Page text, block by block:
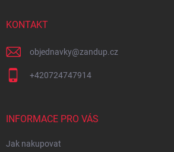
KONTAKT
objednavky@zandup.cz
+420724747914
INFORMACE PRO VÁS
Jak nakupovat